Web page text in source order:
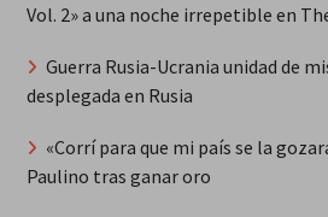
Vol. 2» a una noche irrepetible en
Guerra Rusia-Ucrania unidad de
desplegada en Rusia
«Corrí para que mi país se la
Paulino tras ganar oro